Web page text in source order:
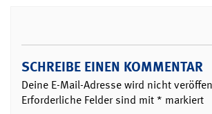
SCHREIBE EINEN KOMMENTAR
Deine E-Mail-Adresse wird nicht
Erforderliche Felder sind mit * markiert